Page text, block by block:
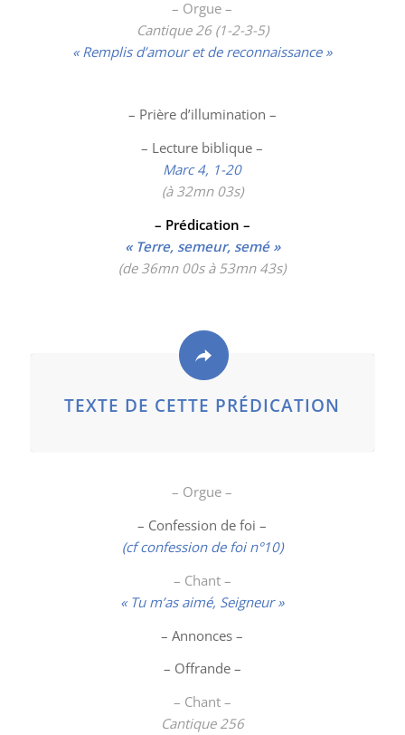
– Orgue –
Cantique 26 (1-2-3-5)
« Remplis d’amour et de reconnaissance »
– Prière d’illumination –
– Lecture biblique –
Marc 4, 1-20
(à 32mn 03s)
– Prédication –
« Terre, semeur, semé »
(de 36mn 00s à 53mn 43s)
TEXTE DE CETTE PRÉDICATION
– Orgue –
– Confession de foi –
(cf confession de foi n°10)
– Chant –
« Tu m’as aimé, Seigneur »
– Annonces –
– Offrande –
– Chant –
Cantique 256